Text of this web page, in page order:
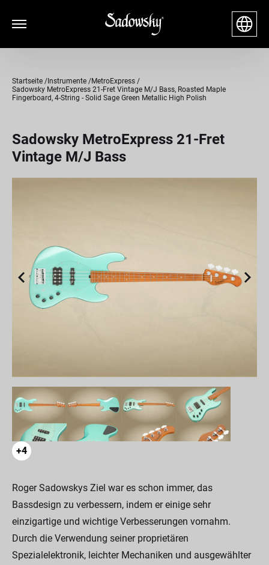
Startseite Instrumente
MetroExpress
Sadowsky MetroExpress 21-Fret Vintage M/J Bass, Roasted Maple
Fingerboard, 4-String - Solid Sage Green Metallic High Polish
Sadowsky MetroExpress 21-Fret
Vintage M/J Bass
+4
Roger Sadowskys Ziel war es schon immer, das
Bassdesign zu verbessern, indem er einige sehr
einzigartige und wichtige Verbesserungen vornahm.
Durch die Verwendung seiner proprietären
Spezialelektronik, leichter Mechaniken und ausgewählter